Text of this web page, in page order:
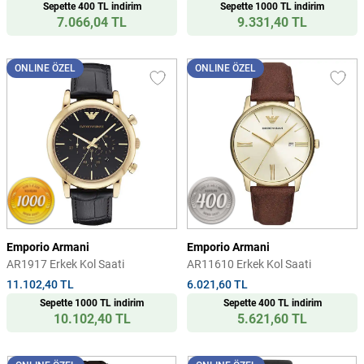
Sepette 400 TL indirim
7.066,04 TL
Sepette 1000 TL indirim
9.331,40 TL
ONLINE ÖZEL
Emporio Armani
AR1917 Erkek Kol Saati
11.102,40 TL
Sepette 1000 TL indirim
10.102,40 TL
ONLINE ÖZEL
Emporio Armani
AR11610 Erkek Kol Saati
6.021,60 TL
Sepette 400 TL indirim
5.621,60 TL